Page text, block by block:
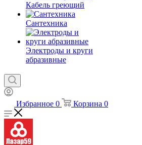
Кабель греющий
Сантехника
Электроды и круги
абразивные
Избранное 0 Корзина 0